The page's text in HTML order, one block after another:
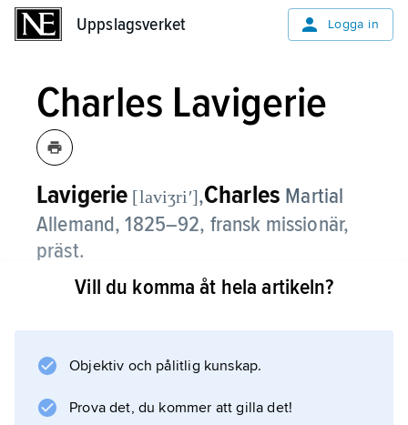
Uppslagsverket Logga in
Charles Lavigerie
Lavigerie [laviʒriʹ],Charles Martial
Allemand, 1825–92, fransk missionär,
präst.
L. blev 1867 ärkebiskop av Alger, 1868 även
och primas för Afrika. Han grundade
Pères blancs
Vill du komma åt hela artikeln?
Objektiv och pålitlig kunskap.
Prova det, du kommer att gilla det!